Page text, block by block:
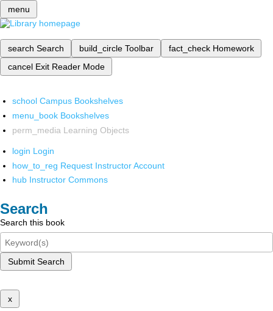
menu
search Search build_circle Toolbar fact_check Homework
cancel Exit Reader Mode
school Campus Bookshelves
menu_book Bookshelves
perm_media Learning Objects
login Login
how_to_reg Request Instructor Account
hub Instructor Commons
Search
Search this book
Submit Search
x